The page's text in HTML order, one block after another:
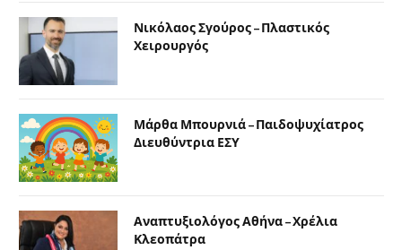
Νικόλαος Σγούρος – Πλαστικός
Χειρουργός
Μάρθα Μπουρνιά – Παιδοψυχίατρος
Διευθύντρια ΕΣΥ
Αναπτυξιολόγος Αθήνα – Χρέλια
Κλεοπάτρα